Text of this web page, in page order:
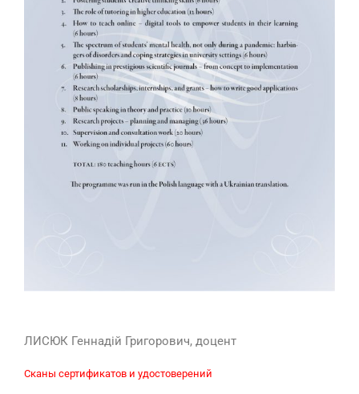
ЛИСЮК Геннадій Григорович, доцент
Сканы сертификатов и удостоверений